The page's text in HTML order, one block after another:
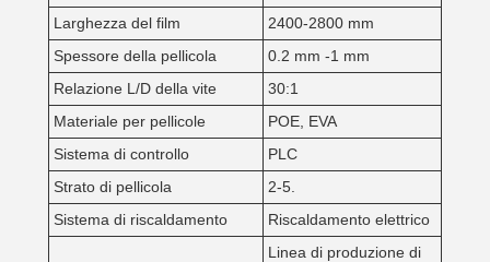
Larghezza del film
2400-2800 mm
Spessore della pellicola
0.2 mm -1 mm
Relazione L/D della vite
30:1
Materiale per pellicole
POE, EVA
Sistema di controllo
PLC
Strato di pellicola
2-5.
Sistema di riscaldamento
Riscaldamento elettrico
Linea di produzione di